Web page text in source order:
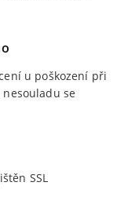
u poškození při
se
SSL